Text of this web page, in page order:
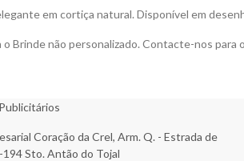
em cortiça natural. Disponível em
Brinde não personalizado. Contacte-nos
Coração da Crel, Arm. Q. - Estrada de
Sto. Antão do Tojal